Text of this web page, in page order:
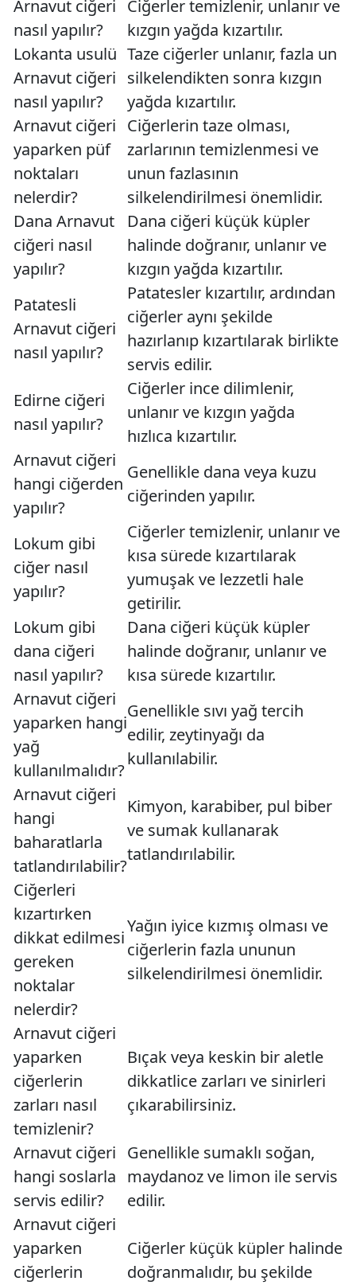
Arnavut ciğeri
nasıl yapılır?
Ciğerler temizlenir, unlanır ve
kızgın yağda kızartılır.
Lokanta usulü
Arnavut ciğeri
nasıl yapılır?
Taze ciğerler unlanır, fazla un
silkelendikten sonra kızgın
yağda kızartılır.
Arnavut ciğeri
yaparken püf
noktaları
nelerdir?
Ciğerlerin taze olması,
zarlarının temizlenmesi ve
unun fazlasının
silkelendirilmesi önemlidir.
Dana Arnavut
ciğeri nasıl
yapılır?
Dana ciğeri küçük küpler
halinde doğranır, unlanır ve
kızgın yağda kızartılır.
Patatesli
Arnavut ciğeri
nasıl yapılır?
Patatesler kızartılır, ardından
ciğerler aynı şekilde
hazırlanıp kızartılarak birlikte
servis edilir.
Edirne ciğeri
nasıl yapılır?
Ciğerler ince dilimlenir,
unlanır ve kızgın yağda
hızlıca kızartılır.
Arnavut ciğeri
hangi ciğerden
yapılır?
Genellikle dana veya kuzu
ciğerinden yapılır.
Lokum gibi
ciğer nasıl
yapılır?
Ciğerler temizlenir, unlanır ve
kısa sürede kızartılarak
yumuşak ve lezzetli hale
getirilir.
Lokum gibi
dana ciğeri
nasıl yapılır?
Dana ciğeri küçük küpler
halinde doğranır, unlanır ve
kısa sürede kızartılır.
Arnavut ciğeri
yaparken hangi
yağ
kullanılmalıdır?
Genellikle sıvı yağ tercih
edilir, zeytinyağı da
kullanılabilir.
Arnavut ciğeri
hangi
baharatlarla
tatlandırılabilir?
Kimyon, karabiber, pul biber
ve sumak kullanarak
tatlandırılabilir.
Ciğerleri
kızartırken
dikkat edilmesi
gereken
noktalar
nelerdir?
Yağın iyice kızmış olması ve
ciğerlerin fazla ununun
silkelendirilmesi önemlidir.
Arnavut ciğeri
yaparken
ciğerlerin
zarları nasıl
temizlenir?
Bıçak veya keskin bir aletle
dikkatlice zarları ve sinirleri
çıkarabilirsiniz.
Arnavut ciğeri
hangi soslarla
servis edilir?
Genellikle sumaklı soğan,
maydanoz ve limon ile servis
edilir.
Arnavut ciğeri
yaparken
ciğerlerin
Ciğerler küçük küpler halinde
doğranmalıdır, bu şekilde